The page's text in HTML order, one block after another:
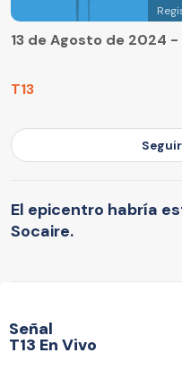
T13
13 de Agosto de 2024
El epicentro habría
Socaire.
Señal
T13 En Vivo